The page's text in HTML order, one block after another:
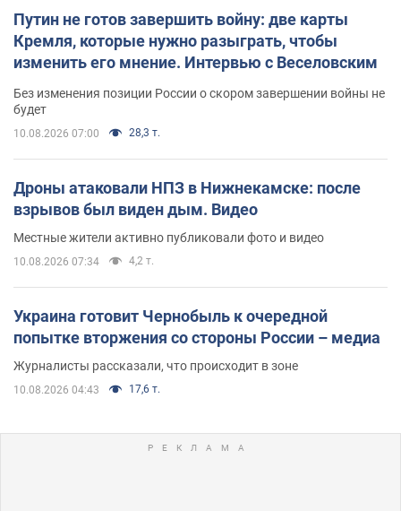
Путин не готов завершить войну: две карты
Кремля, которые нужно разыграть, чтобы
изменить его мнение. Интервью с Веселовским
Без изменения позиции России о скором завершении войны не
будет
10.08.2026 07:00 28,3 т.
Дроны атаковали НПЗ в Нижнекамске: после
взрывов был виден дым. Видео
Местные жители активно публиковали фото и видео
10.08.2026 07:34 4,2 т.
Украина готовит Чернобыль к очередной
попытке вторжения со стороны России – медиа
Журналисты рассказали, что происходит в зоне
10.08.2026 04:43 17,6 т.